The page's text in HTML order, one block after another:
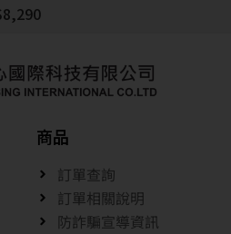
8,290
商品
訂單查詢
訂單相關說明
防詐騙宣導資訊